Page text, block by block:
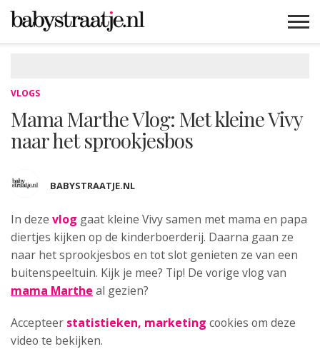
VLOGS
Mama Marthe Vlog: Met kleine Vivy
naar het sprookjesbos
BABYSTRAATJE.NL
In deze vlog gaat kleine Vivysamen met mama en papa
diertjes kijken op de kinderboerderij. Daarna gaan ze
naar het sprookjesbos en tot slot genieten ze van een
buitenspeeltuin. Kijk je mee? Tip! De vorige vlog van
mama Marthe al gezien?
Accepteer statistieken, marketing cookies om deze
video te bekijken.